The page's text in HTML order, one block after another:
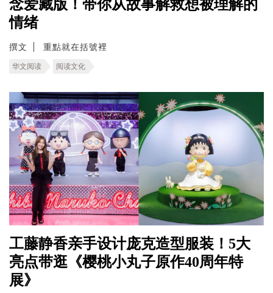
念爱藏版！带你从故事解救想被理解的
情绪
撰文 重點就在括號裡
华文阅读 阅读文化
工藤静香亲手设计庞克造型服装！5大
亮点带逛《樱桃小丸子原作40周年特
展》